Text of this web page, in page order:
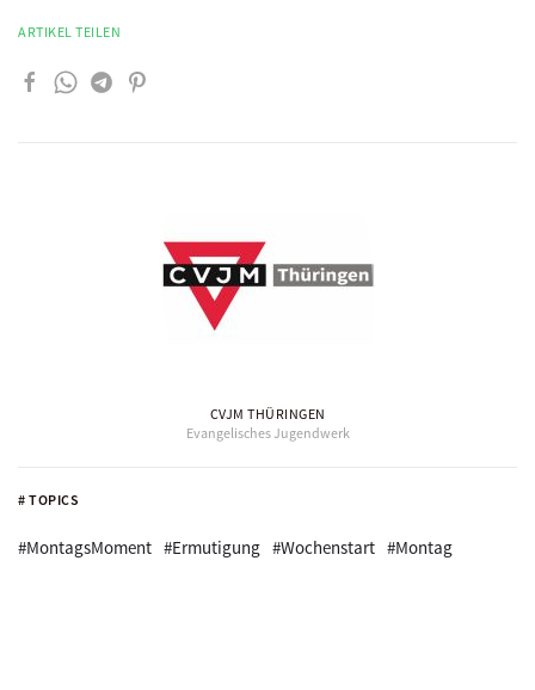
# TOPICS
#MontagsMoment #Ermutigung #Wochenstart #Montag
ARTIKEL TEILEN
CVJM THÜRINGEN
Evangelisches Jugendwerk